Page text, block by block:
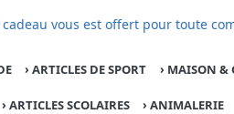
Un cadeau vous est offert pour
›ARTICLES DE SPORT › MAISON &
› ARTICLES SCOLAIRES ›ANIMALERIE